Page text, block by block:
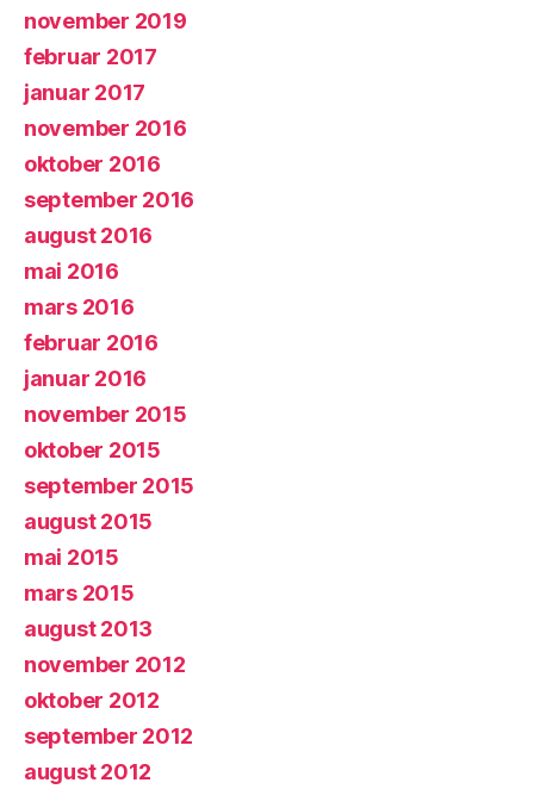
november 2019
februar 2017
januar 2017
november 2016
oktober 2016
september 2016
august 2016
mai 2016
mars 2016
februar 2016
januar 2016
november 2015
oktober 2015
september 2015
august 2015
mai 2015
mars 2015
august 2013
november 2012
oktober 2012
september 2012
august 2012